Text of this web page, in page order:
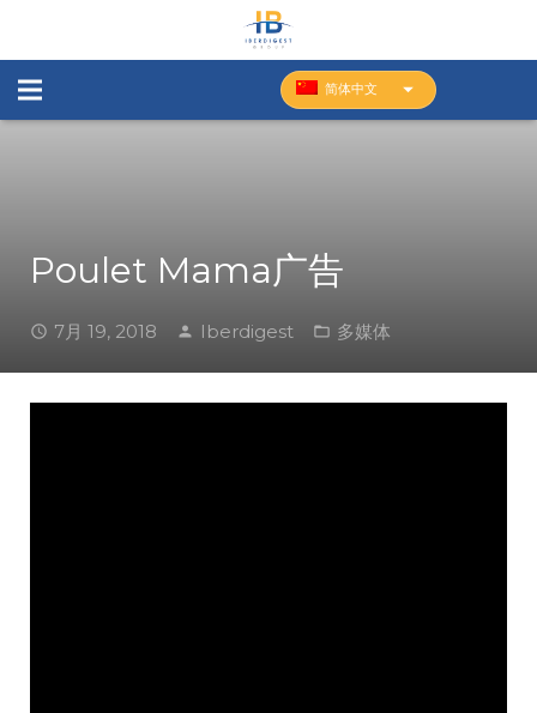
简体中文
Poulet Mama广告
7月 19, 2018 Iberdigest 多媒体